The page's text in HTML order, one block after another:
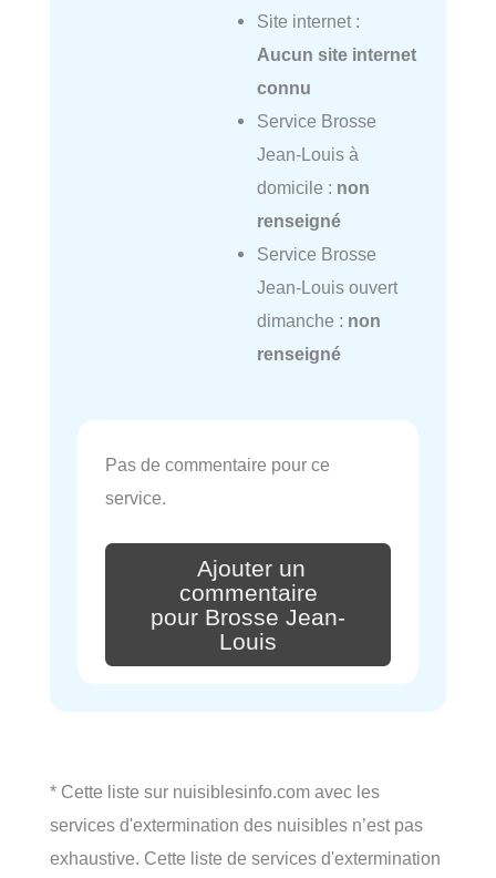
Site internet :
Aucun site internet
connu
Service Brosse
Jean-Louis à
domicile : non
renseigné
Service Brosse
Jean-Louis ouvert
dimanche : non
renseigné
Pas de commentaire pour ce
service.
Ajouter un
commentaire
pour Brosse Jean-
Louis
* Cette liste sur nuisiblesinfo.com avec les
services d'extermination des nuisibles n’est pas
exhaustive. Cette liste de services d'extermination